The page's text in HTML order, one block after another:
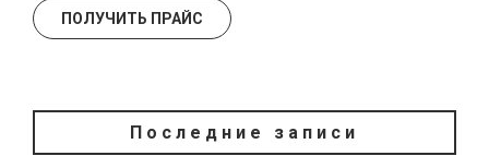
Последние записи